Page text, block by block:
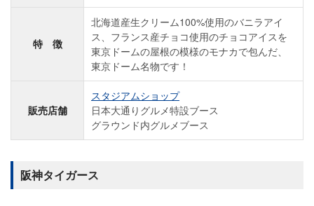
特 徴
北海道産生クリーム100%使用のバニラアイ
ス、フランス産チョコ使用のチョコアイスを
東京ドームの屋根の模様のモナカで包んだ、
東京ドーム名物です！
販売店舗
スタジアムショップ
日本大通りグルメ特設ブース
グラウンド内グルメブース
阪神タイガース